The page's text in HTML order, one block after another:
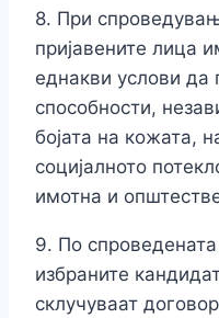
8. При
пријавените лица
еднакви услови да
способности,
бојата на кожата,
социјалното
имотна и
9. По спроведената
избраните
склучуваат